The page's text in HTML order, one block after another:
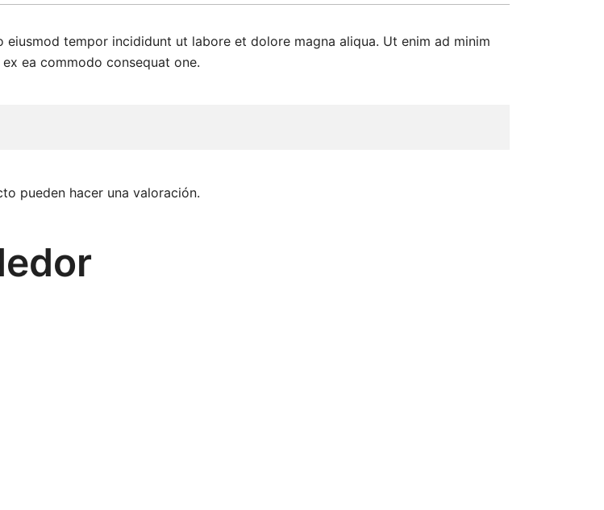
tempor incididunt ut labore et dolore magna aliqua. Ut enim ad minim
ea commodo consequat one.
pueden hacer una valoración.